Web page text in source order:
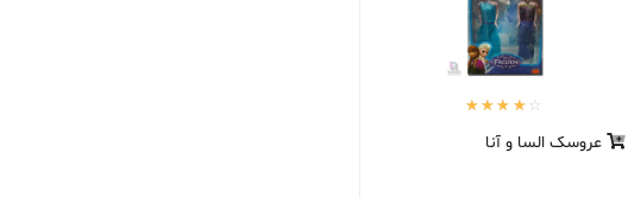
عروسک السا و آنا